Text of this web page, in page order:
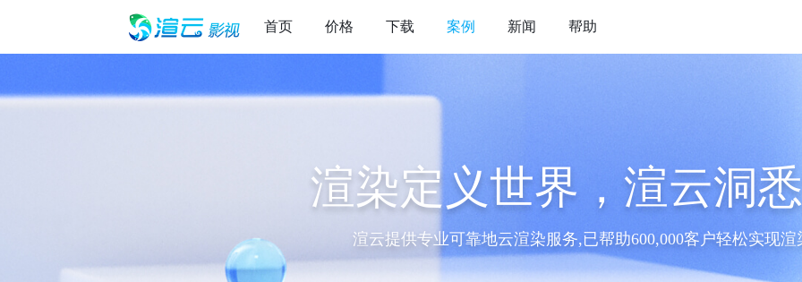
首页 价格 下载 案例 新闻 帮助
渲染定义世界，渲云洞
渲云提供专业可靠地云渲染服务,已帮助600,000客户轻松实现渲